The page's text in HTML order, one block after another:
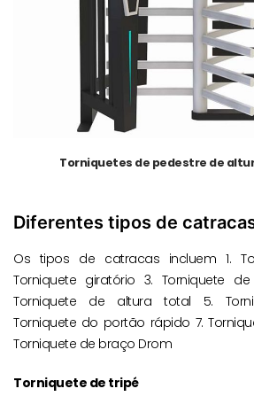
Torniquetes de pedestre de
Diferentes tipos de
Os tipos de catracas incluem 1.
Torniquete giratório 3. Torniquete
Torniquete de altura total 5.
Torniquete do portão rápido 7.
Torniquete de braço Drom
Torniquete de tripé